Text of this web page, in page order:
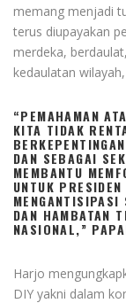
memang menjadi
terus diupayakan
merdeka,
kedaulatan
“PEMAHAMAN
KITA TIDAK
DAN SEBAGAI
MEMBANTU
UNTUK
MENGANTISIPASI
DAN HAMBATAN
NASIONAL,”
Harjo
DIY yakni dalam